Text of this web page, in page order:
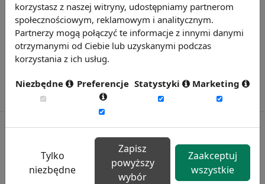
Rynekpracy.pl
sedlak.pl
korzystasz z naszej witryny, udostępniamy partnerom
społecznościowym, reklamowym i analitycznym.
Partnerzy mogą połączyć te informacje z innymi danymi
otrzymanymi od Ciebie lub uzyskanymi podczas
korzystania z ich usług.
Niezbędne Preferencje Statystyki Marketing
Tylko
niezbędne
Zapisz
powyższy
wybór
Zaakceptuj
wszystkie